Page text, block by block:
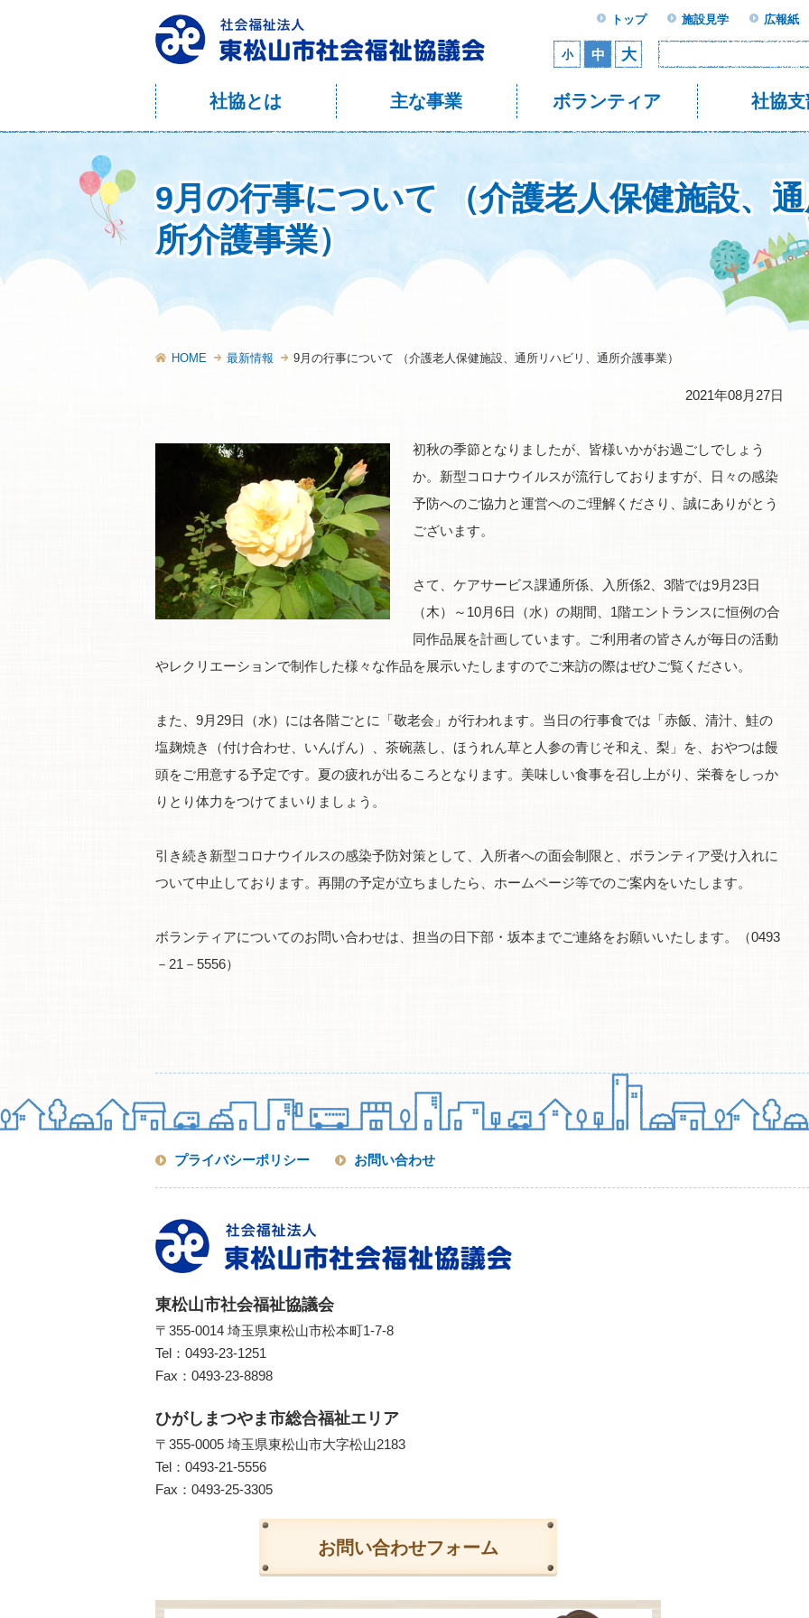
社協とは 主な事業 ボランティア 社協支
トップ 施設見学 広報紙
小 中 大
9月の行事について （介護老人保健施設、
所介護事業）
HOME 最新情報 9月の行事について （介護老人保健施設、通所リハビリ、通所介護事業）
2021年08月27日
初秋の季節となりましたが、皆様いかがお過ごしでしょう
か。新型コロナウイルスが流行しておりますが、日々の感染
予防へのご協力と運営へのご理解くださり、誠にありがとう
ございます。
さて、ケアサービス課通所係、入所係2、3階では9月23日
（木）～10月6日（水）の期間、1階エントランスに恒例の合
同作品展を計画しています。ご利用者の皆さんが毎日の活動
やレクリエーションで制作した様々な作品を展示いたしますのでご来訪の際はぜひご覧ください。
また、9月29日（水）には各階ごとに「敬老会」が行われます。当日の行事食では「赤飯、清汁、鮭の
塩麹焼き（付け合わせ、いんげん）、茶碗蒸し、ほうれん草と人参の青じそ和え、梨」を、おやつは饅
頭をご用意する予定です。夏の疲れが出るころとなります。美味しい食事を召し上がり、栄養をしっか
りとり体力をつけてまいりましょう。
引き続き新型コロナウイルスの感染予防対策として、入所者への面会制限と、ボランティア受け入れに
ついて中止しております。再開の予定が立ちましたら、ホームページ等でのご案内をいたします。
ボランティアについてのお問い合わせは、担当の日下部・坂本までご連絡をお願いいたします。（0493
－21－5556）
プライバシーポリシー お問い合わせ
東松山市社会福祉協議会
〒355-0014 埼玉県東松山市松本町1-7-8
Tel： 0493-23-1251
Fax：0493-23-8898
ひがしまつやま市総合福祉エリア
〒355-0005 埼玉県東松山市大字松山2183
Tel： 0493-21-5556
Fax：0493-25-3305
お問い合わせフォーム